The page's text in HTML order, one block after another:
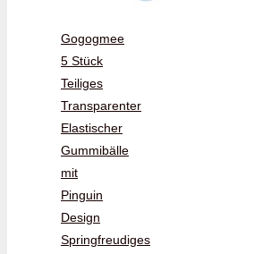
Gogogmee
5 Stück
Teiliges
Transparenter
Elastischer
Gummibälle
mit
Pinguin
Design
Springfreudiges